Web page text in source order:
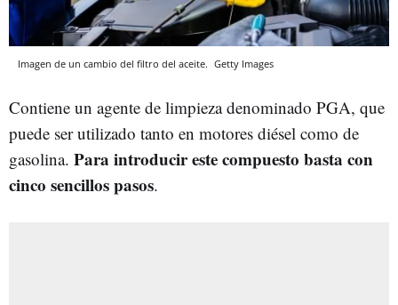
Imagen de un cambio del filtro del aceite. Getty Images
Contiene un agente de limpieza denominado PGA, que
puede ser utilizado tanto en motores diésel como de
gasolina. Para introducir este compuesto basta con
cinco sencillos pasos.